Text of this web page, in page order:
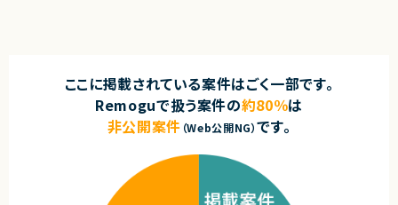
株式会社LASSIC
エージェントから
◎フルリモート×フレックスで働きやすい環境！
◎SRE・バックエンド・インフラと幅広い領域で裁量を持って関われます！
◎技術選定やアーキテクチャに関わる上流経験を積めるポジション！
◎大規模サービスの信頼性向上に貢献できるやりがいあり！
◎チーム志向の高い環境で中長期的な成長が可能です！
・サービスの継続的な機能拡張に伴う増員募集
ここに掲載されている案件はごく一部です。
Remoguで扱う案件の約80％は
非公開案件 （Web公開NG）です。